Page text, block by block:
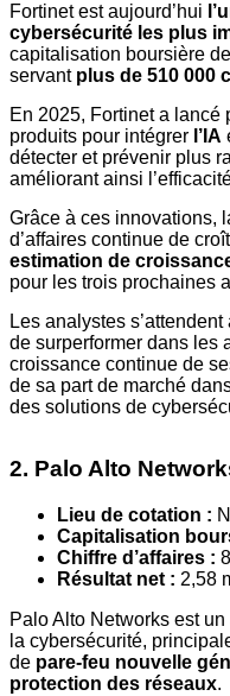
Fortinet est aujourd’hui
cybersécurité les plus
capitalisation boursière
servant plus de 510 000
En 2025, Fortinet a lancé
produits pour intégrer l’IA
détecter et prévenir plus
améliorant ainsi
Grâce à ces innovations,
d’affaires continue de
estimation de
pour les trois prochaines
Les analystes s’attendent
de surperformer dans les
croissance continue de
de sa part de marché
des solutions de
2. Palo Alto
Lieu de cotation :
Capitalisation
Chiffre d’affaires :
Résultat net : 2,58
Palo Alto Networks est
la cybersécurité,
de pare-feu nouvelle
protection des réseaux.